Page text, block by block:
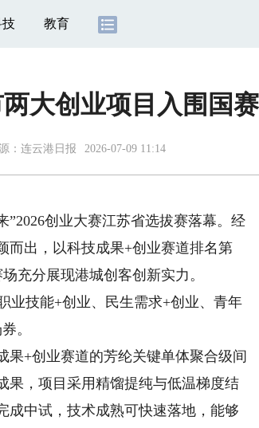
技 教育
大创业项目入围国赛
： 连云港日报 2026-07-09 11:14
创业大赛江苏省选拔赛落幕。经
而出，以科技成果+创业赛道排名第
充分展现港城创客创新实力。
技能+创业、民生需求+创业、青年
。
+创业赛道的芳纶关键单体聚合级间
果，项目采用精馏提纯与低温梯度结
成中试，技术成熟可快速落地，能够